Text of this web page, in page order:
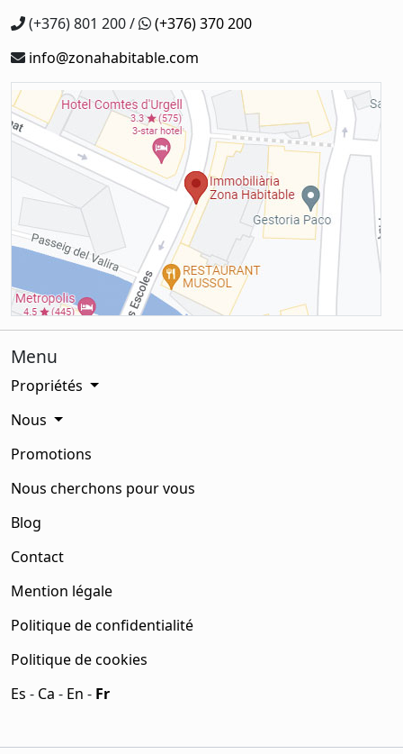
(+376) 801 200 /
(+376) 370 200
info@zonahabitable.com
Menu
Propriétés
Nous
Promotions
Nous cherchons pour vous
Blog
Contact
Mention légale
Politique de confidentialité
Politique de cookies
Es - Ca - En - Fr